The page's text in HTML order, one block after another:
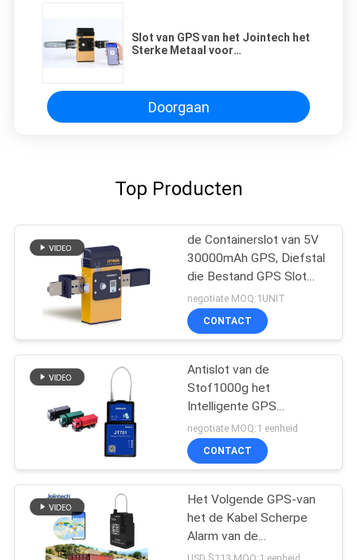
Slot van GPS van het Jointech het
Sterke Metaal voor
Doorgaan
Top Producten
de Containerslot van 5V
30000mAh GPS, Diefstal
die Bestand GPS Slot
volgen
negotiate MOQ:1UNIT
CONTACT
Antislot van de
Stof1000g het
Intelligente GPS
Container met
Afstandsbediening
negotiate MOQ:1 eenheid
CONTACT
Het Volgende GPS-van
het de Kabel Scherpe
Alarm van de
Slotafstandsbediening